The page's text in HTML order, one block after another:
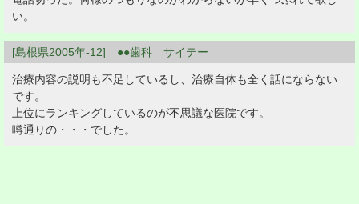
い。
[島根県2005年-12] ●●歯科 サイテー
治療内容の説明も不足しているし、治療自体も全く話にならない
です。
上位にランキングしているのが不思議な医院です。
噂通りの・・・でした。